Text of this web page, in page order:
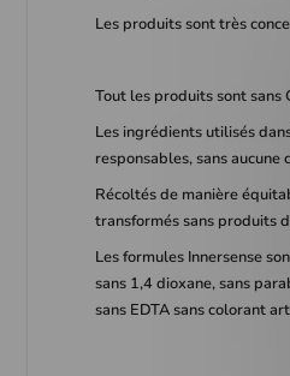
Les produits sont très
Tout les produits sont sans
Les ingrédients utilisés
responsables, sans aucune
Récoltés de manière
transformés sans produits
Les formules Innersense
sans 1,4 dioxane, sans
sans EDTA sans colorant